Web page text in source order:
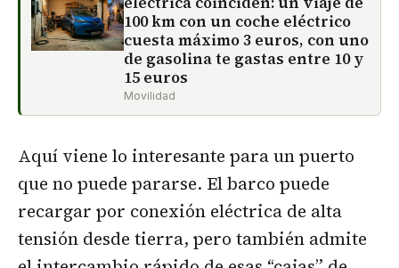
100 km con un coche eléctrico
cuesta máximo 3 euros, con uno
de gasolina te gastas entre 10 y
15 euros
Movilidad
Aquí viene lo interesante para un puerto
que no puede pararse. El barco puede
recargar por conexión eléctrica de alta
tensión desde tierra, pero también admite